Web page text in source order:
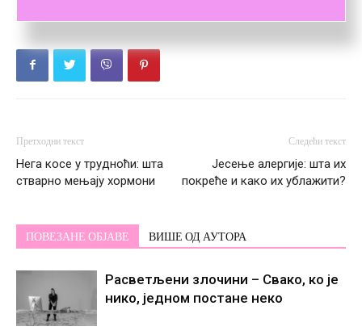
Претходни текст
Нега косе у трудноћи: шта
стварно мењају хормони
Следећи текст
Јесење алергије: шта их
покреће и како их ублажити?
ПОВЕЗАНЕ ОБЈАВЕ ВИШЕ ОД АУТОРА
Расветљени злочини – Свако, ко је
нико, једном постане некo